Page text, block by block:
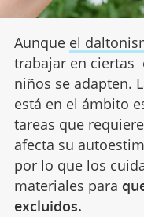
Aunque el
trabajar en ciertas
niños se adapten.
está en el ámbito
tareas que
afecta su
por lo que los
materiales para
excluidos.